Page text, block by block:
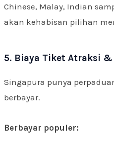
Chinese, Malay, Indian
akan kehabisan pilihan
5. Biaya Tiket Atraksi
Singapura punya
berbayar.
Berbayar populer: